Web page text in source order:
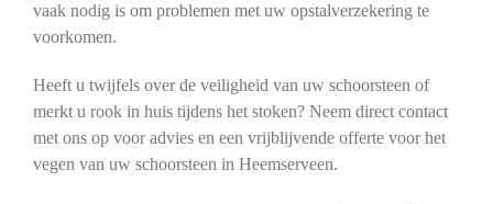
vaak nodig is om problemen met uw opstalverzekering te
voorkomen.
Heeft u twijfels over de veiligheid van uw schoorsteen of
merkt u rook in huis tijdens het stoken? Neem direct contact
met ons op voor advies en een vrijblijvende offerte voor het
vegen van uw schoorsteen in Heemserveen.